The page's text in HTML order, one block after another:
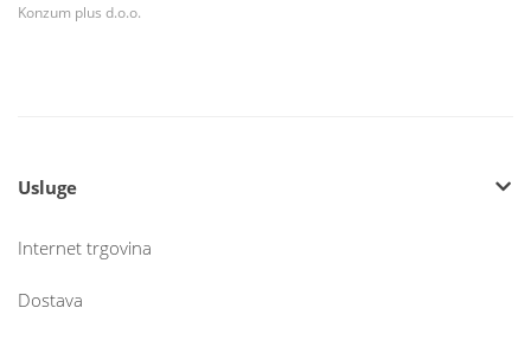
Konzum plus d.o.o.
Usluge
Internet trgovina
Dostava